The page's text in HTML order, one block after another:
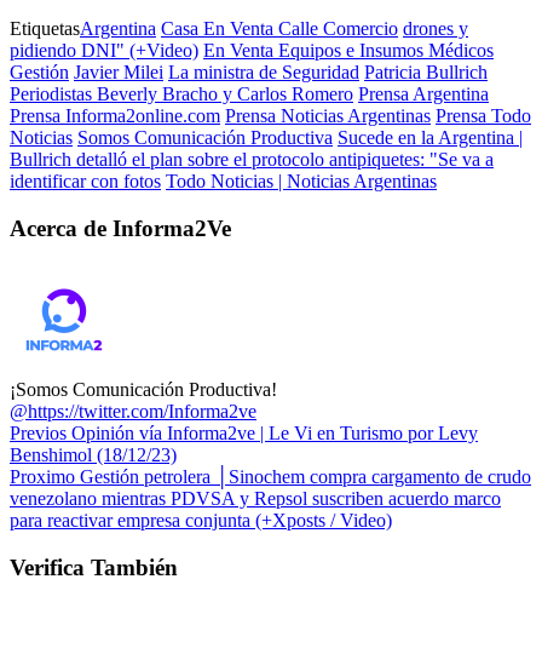
EtiquetasArgentina Casa En Venta Calle Comercio drones y
pidiendo DNI" (+Video) En Venta Equipos e Insumos Médicos
Gestión Javier Milei La ministra de Seguridad Patricia Bullrich
Periodistas Beverly Bracho y Carlos Romero Prensa Argentina
Prensa Informa2online.com Prensa Noticias Argentinas Prensa Todo
Noticias Somos Comunicación Productiva Sucede en la Argentina |
Bullrich detalló el plan sobre el protocolo antipiquetes: "Se va a
identificar con fotos Todo Noticias | Noticias Argentinas
Acerca de Informa2Ve
¡Somos Comunicación Productiva!
@https://twitter.com/Informa2ve
Previos Opinión vía Informa2ve | Le Vi en Turismo por Levy
Benshimol (18/12/23)
Proximo Gestión petrolera │Sinochem compra cargamento de crudo
venezolano mientras PDVSA y Repsol suscriben acuerdo marco
para reactivar empresa conjunta (+Xposts / Video)
Verifica También